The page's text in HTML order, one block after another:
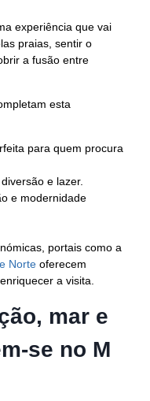
experiência que vai
praias, sentir o
a fusão entre
esta
para quem procura
e lazer.
e modernidade
portais como a
Norte oferecem
a visita.
mar e
se no M